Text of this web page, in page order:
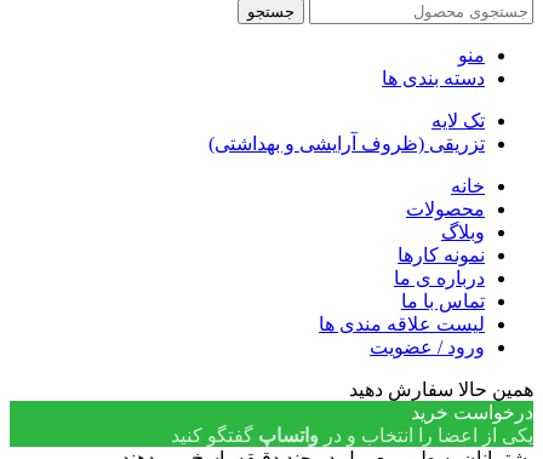
جستجو
منو
دسته بندی ها
تک لایه
تزریقی (ظروف آرایشی و بهداشتی)
خانه
محصولات
وبلاگ
نمونه کارها
درباره ی ما
تماس با ما
لیست علاقه مندی ها
ورود / عضویت
همین حالا سفارش دهید
درخواست خرید
یکی از اعضا را انتخاب و در واتساپ گفتگو کنید